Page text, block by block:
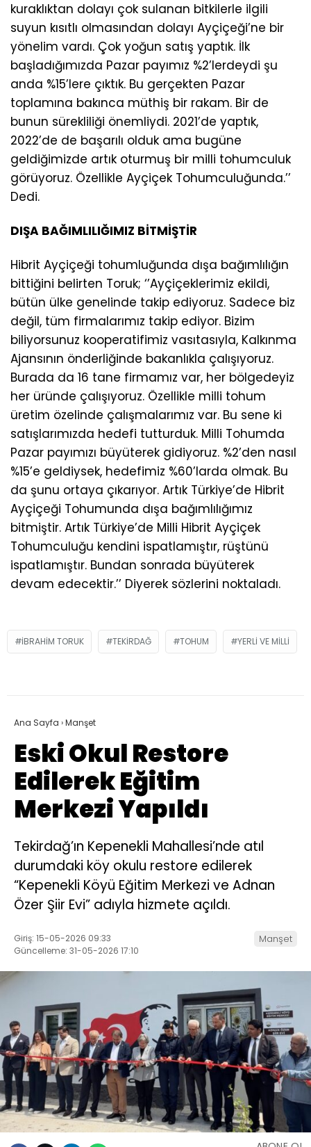
kuraklıktan dolayı çok sulanan bitkilerle ilgili
suyun kısıtlı olmasından dolayı Ayçiçeği’ne bir
yönelim vardı. Çok yoğun satış yaptık. İlk
başladığımızda Pazar payımız %2’lerdeydi şu
anda %15’lere çıktık. Bu gerçekten Pazar
toplamına bakınca müthiş bir rakam. Bir de
bunun sürekliliği önemliydi. 2021’de yaptık,
2022’de de başarılı olduk ama bugüne
geldiğimizde artık oturmuş bir milli tohumculuk
görüyoruz. Özellikle Ayçiçek Tohumculuğunda.’’
Dedi.
DIŞA BAĞIMLILIĞIMIZ BİTMİŞTİR
Hibrit Ayçiçeği tohumluğunda dışa bağımlılığın
bittiğini belirten Toruk; ‘’Ayçiçeklerimiz ekildi,
bütün ülke genelinde takip ediyoruz. Sadece biz
değil, tüm firmalarımız takip ediyor. Bizim
biliyorsunuz kooperatifimiz vasıtasıyla, Kalkınma
Ajansının önderliğinde bakanlıkla çalışıyoruz.
Burada da 16 tane firmamız var, her bölgedeyiz
her üründe çalışıyoruz. Özellikle milli tohum
üretim özelinde çalışmalarımız var. Bu sene ki
satışlarımızda hedefi tutturduk. Milli Tohumda
Pazar payımızı büyüterek gidiyoruz. %2’den nasıl
%15’e geldiysek, hedefimiz %60’larda olmak. Bu
da şunu ortaya çıkarıyor. Artık Türkiye’de Hibrit
Ayçiçeği Tohumunda dışa bağımlılığımız
bitmiştir. Artık Türkiye’de Milli Hibrit Ayçiçek
Tohumculuğu kendini ispatlamıştır, rüştünü
ispatlamıştır. Bundan sonrada büyüterek
devam edecektir.’’ Diyerek sözlerini noktaladı.
IBRAHIM TORUK TEKIRDAĞ TOHUM YERLI VE MILLI
Ana Sayfa ›Manşet
Eski Okul Restore
Edilerek Eğitim
Merkezi Yapıldı
Tekirdağ’ın Kepenekli Mahallesi’nde atıl
durumdaki köy okulu restore edilerek
“Kepenekli Köyü Eğitim Merkezi ve Adnan
Özer Şiir Evi” adıyla hizmete açıldı.
Giriş: 15-05-2026 09:33
Güncelleme: 31-05-2026 17:10
Manşet